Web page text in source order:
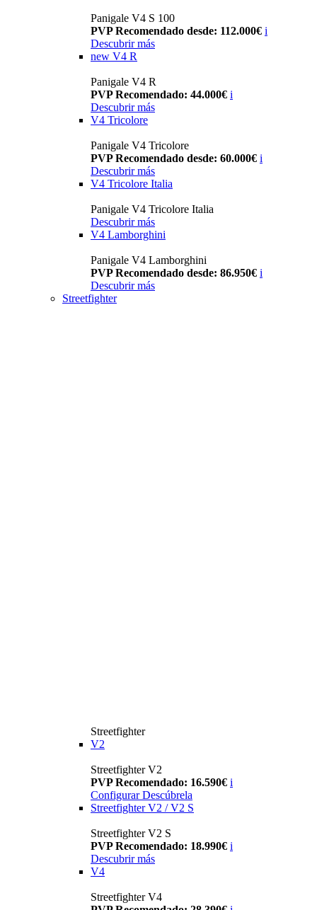
Panigale V4 S 100
PVP Recomendado desde: 112.000€ i
Descubrir más
new V4 R
Panigale V4 R
PVP Recomendado: 44.000€ i
Descubrir más
V4 Tricolore
Panigale V4 Tricolore
PVP Recomendado desde: 60.000€ i
Descubrir más
V4 Tricolore Italia
Panigale V4 Tricolore Italia
Descubrir más
V4 Lamborghini
Panigale V4 Lamborghini
PVP Recomendado desde: 86.950€ i
Descubrir más
Streetfighter
Streetfighter
V2
Streetfighter V2
PVP Recomendado: 16.590€ i
Configurar Descúbrela
Streetfighter V2 / V2 S
Streetfighter V2 S
PVP Recomendado: 18.990€ i
Descubrir más
V4
Streetfighter V4